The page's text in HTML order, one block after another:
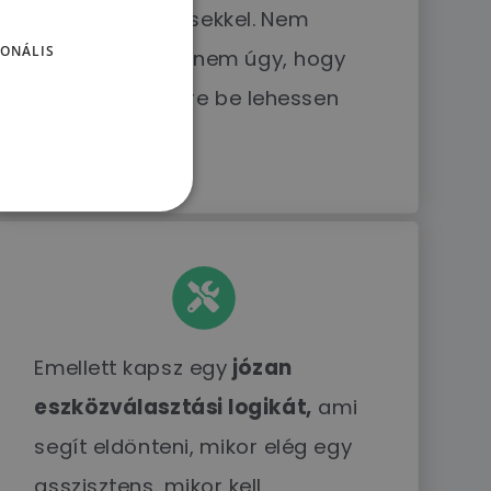
következő lépésekkel. Nem
ötletszinten, hanem úgy, hogy
vezetői döntésre be lehessen
Emellett kapsz egy józan
eszközválasztási logikát, ami
segít eldönteni, mikor elég egy